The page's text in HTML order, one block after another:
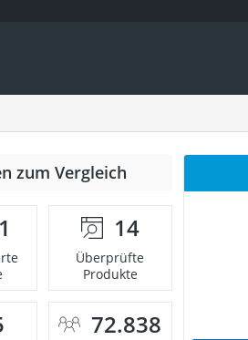
zum Vergleich
14
Überprüfte
Produkte
72.838